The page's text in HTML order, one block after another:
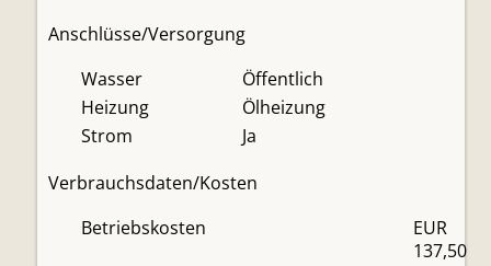
Anschlüsse/Versorgung
Wasser
Öffentlich
Heizung
Ölheizung
Strom
Ja
Verbrauchsdaten/Kosten
Betriebskosten
EUR
137,50